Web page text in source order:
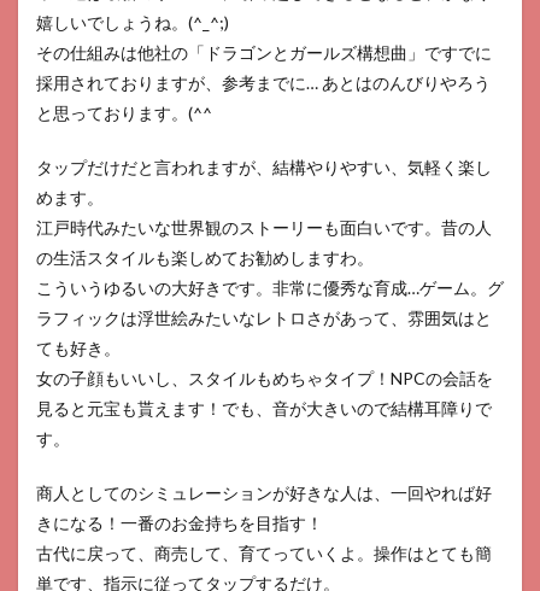
6.5
商人
放浪
記は
どこ
ーム
です
か？
嬉しいでしょうね。(^_^;)
その仕組みは他社の「ドラゴンとガールズ構想曲」ですでに
採用されておりますが、参考までに… あとはのんびりやろう
と思っております。(^^ゞ
タップだけだと言われますが、結構やりやすい、気軽く楽し
めます。
江戸時代みたいな世界観のストーリーも面白いです。昔の人
の生活スタイルも楽しめてお勧めしますわ。
こういうゆるいの大好きです。非常に優秀な育成…ゲーム。グ
ラフィックは浮世絵みたいなレトロさがあって、雰囲気はと
ても好き。
女の子顔もいいし、スタイルもめちゃタイプ！NPCの会話を
見ると元宝も貰えます！でも、音が大きいので結構耳障りで
す。
商人としてのシミュレーションが好きな人は、一回やれば好
きになる！一番のお金持ちを目指す！
古代に戻って、商売して、育てっていくよ。操作はとても簡
単です、指示に従ってタップするだけ。